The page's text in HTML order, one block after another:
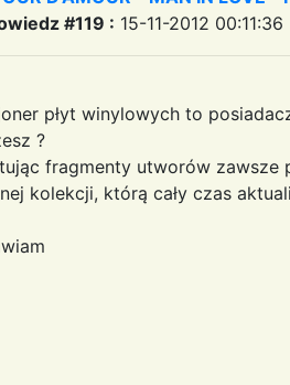
#119 : 15-11-2012 00:11:36
płyt winylowych to
?
fragmenty utworów zawsze
kolekcji, którą cały czas